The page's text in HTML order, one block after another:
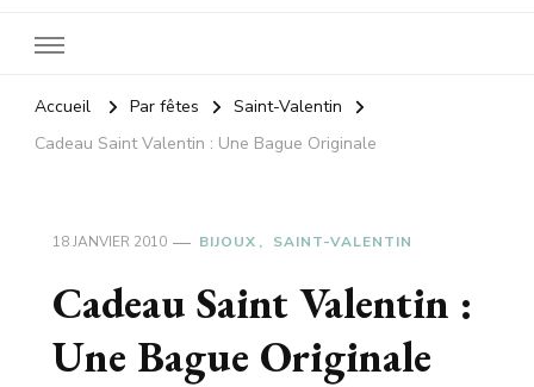
Accueil Par fêtes
Saint-Valentin
Cadeau Saint Valentin : Une Bague Originale
18 JANVIER 2010 BIJOUX SAINT-VALENTIN
Cadeau Saint Valentin :
Une Bague Originale